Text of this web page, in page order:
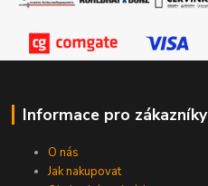
Informace pro zákazníky
O nás
Jak nakupovat